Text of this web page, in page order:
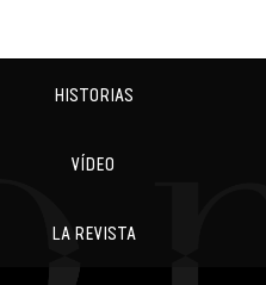
HISTORIAS
VÍDEO
LA REVISTA